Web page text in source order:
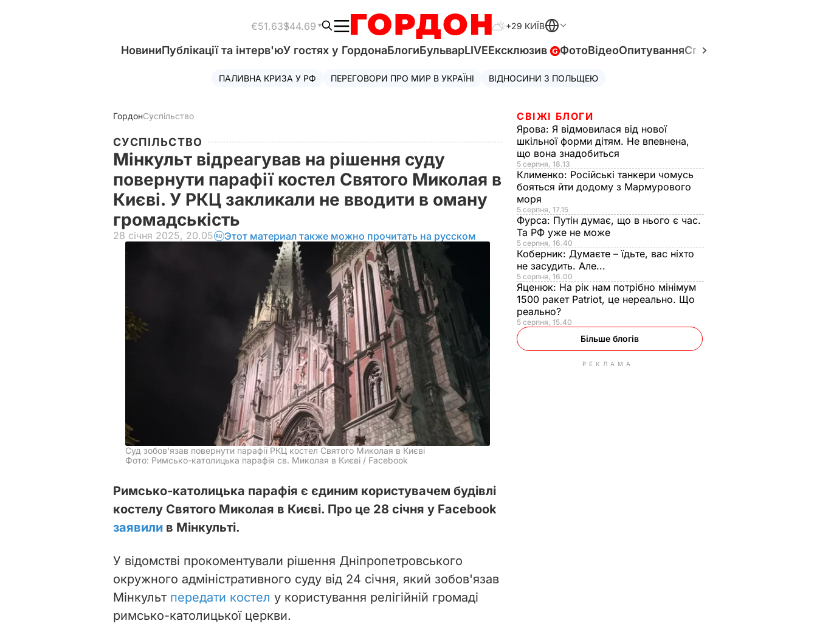
€51.63$44.69 +29 КИЇВ
НовиниПублікації та інтерв'юУ гостях у ГордонаБлогиБульварLIVEЕксклюзив ФотоВідеоОпитуванняСпецпроєкти
ПАЛИВНА КРИЗА У РФ ПЕРЕГОВОРИ ПРО МИР В УКРАЇНІ ВІДНОСИНИ З ПОЛЬЩЕЮ
ГордонСуспільство
СУСПІЛЬСТВО
Мінкульт відреагував на рішення суду
повернути парафії костел Святого Миколая в
Києві. У РКЦ закликали не вводити в оману
громадськість
28 січня 2025, 20.05 Этот материал также можно прочитать на русском
Суд зобов'язав повернути парафії РКЦ костел Святого Миколая в Києві
Фото: Римсько-католицька парафія св. Миколая в Києві / Facebook
Римсько-католицька парафія є єдиним користувачем будівлі
костелу Святого Миколая в Києві. Про це 28 січня у Facebook
заявили в Мінкульті.
У відомстві прокоментували рішення Дніпропетровського
окружного адміністративного суду від 24 січня, який зобов'язав
Мінкульт передати костел у користування релігійній громаді
римсько-католицької церкви.
СВІЖІ БЛОГИ
Ярова: Я відмовилася від нової
шкільної форми дітям. Не впевнена,
що вона знадобиться
5 серпня, 18.13
Клименко: Російські танкери чомусь
бояться йти додому з Мармурового
моря
5 серпня, 17.15
Фурса: Путін думає, що в нього є час.
Та РФ уже не може
5 серпня, 16.40
Коберник: Думаєте – їдьте, вас ніхто
не засудить. Але...
5 серпня, 16.00
Яценюк: На рік нам потрібно мінімум
1500 ракет Patriot, це нереально. Що
реально?
5 серпня, 15.40
Більше блогів
РЕКЛАМА